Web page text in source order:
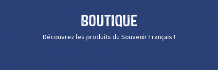
Boutique
Découvrez les produits du Souvenir Français !